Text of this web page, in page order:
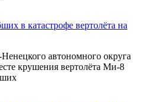
в катастрофе вертолёта на
автономного округа
крушения вертолёта Ми-8